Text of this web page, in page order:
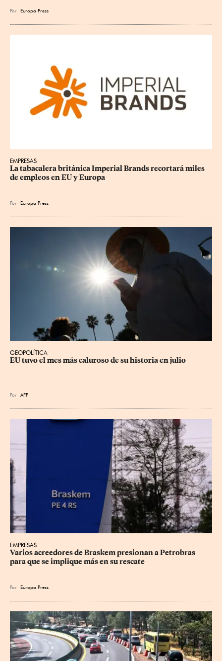
Por Europa Press
EMPRESAS
La tabacalera británica Imperial Brands recortará miles
de empleos en EU y Europa
Por Europa Press
GEOPOLÍTICA
EU tuvo el mes más caluroso de su historia en julio
Por AFP
EMPRESAS
Varios acreedores de Braskem presionan a Petrobras
para que se implique más en su rescate
Por Europa Press